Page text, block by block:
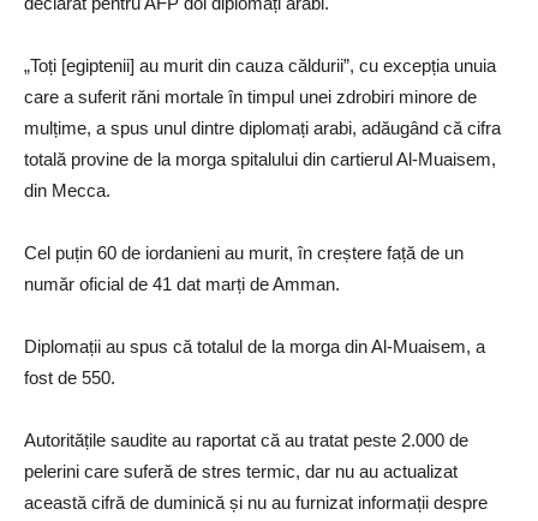
„Toți [egiptenii] au murit din cauza căldurii”, cu excepția unuia
care a suferit răni mortale în timpul unei zdrobiri minore de
mulțime, a spus unul dintre diplomați arabi, adăugând că cifra
totală provine de la morga spitalului din cartierul Al-Muaisem,
din Mecca.
Cel puțin 60 de iordanieni au murit, în creștere față de un
număr oficial de 41 dat marți de Amman.
Diplomații au spus că totalul de la morga din Al-Muaisem, a
fost de 550.
Autoritățile saudite au raportat că au tratat peste 2.000 de
pelerini care suferă de stres termic, dar nu au actualizat
această cifră de duminică și nu au furnizat informații despre